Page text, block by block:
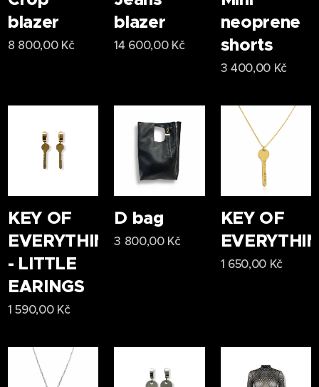
něj
dělají
ideální
volbu
pro
enní
nošení i
neformá
komfort
a
charakt
er v
jeans
blazer
8 800,00Kč
blazer
14 600,00Kč
neoprene
shorts
3 400,00 Kč
KEY OF
EVERYTHING
- LITTLE
EARINGS
1 590,00Kč
D bag
3 800,00Kč
KEY OF
1 650,00 Kč